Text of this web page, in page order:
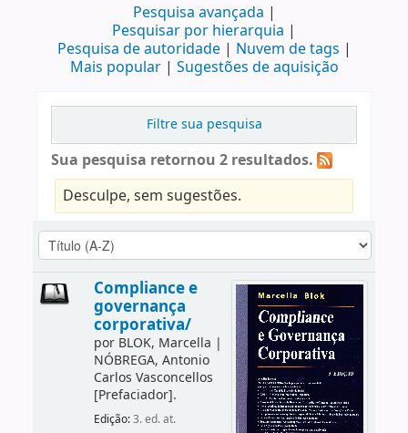
Pesquisa avançada
Pesquisar por hierarquia
Pesquisa de autoridade
Nuvem de tags
Mais popular
Sugestões de aquisição
Filtre sua pesquisa
Sua pesquisa retornou 2 resultados.
Desculpe, sem sugestões.
Compliance e
governança
corporativa/
por BLOK, Marcella |
NÓBREGA, Antonio
Carlos Vasconcellos
[Prefaciador].
Edição:3. ed. at.